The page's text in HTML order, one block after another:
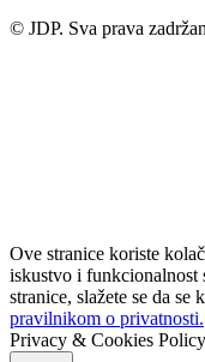
© JDP. Sva prava
Ove stranice koriste
iskustvo i funkcionalnost
stranice, slažete se da se
pravilnikom o privatnosti.
Privacy & Cookies Policy